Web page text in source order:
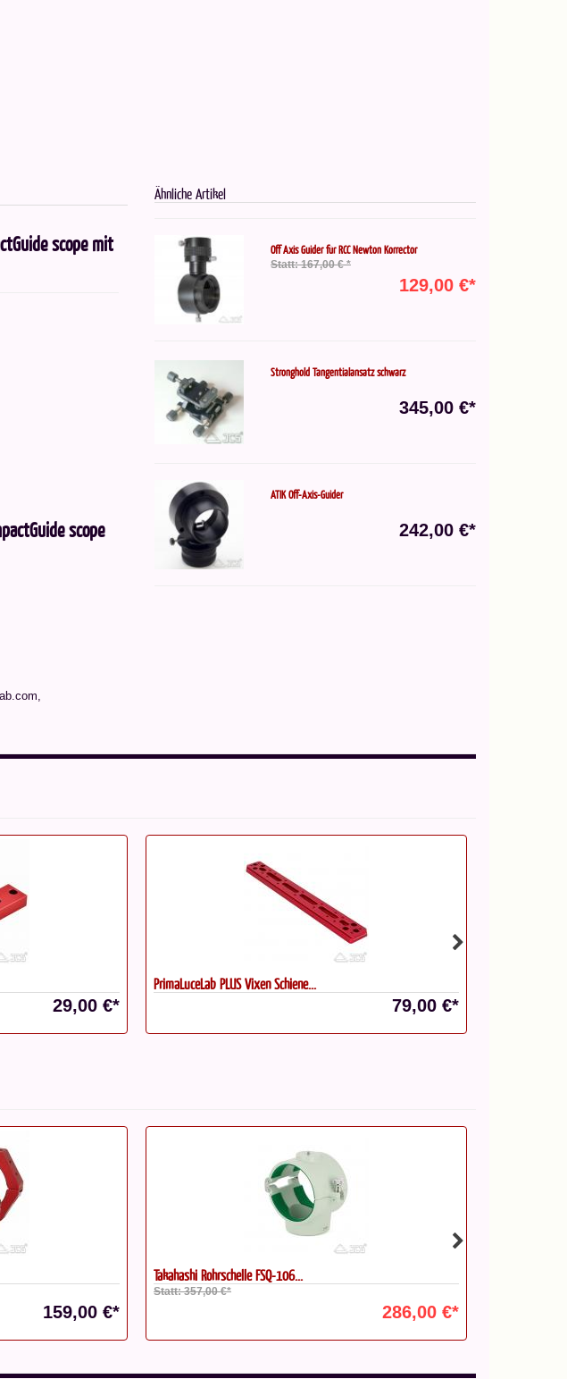
scope mit
scope
Ähnliche Artikel
Off Axis Guider für RCC Newton Korrector
Statt: 167,00 € *
129,00 €*
Stronghold Tangentialansatz schwarz
345,00 €*
ATIK Off-Axis-Guider
242,00 €*
29,00 €*
PrimaLuceLab PLUS Vixen Schiene...
79,00 €*
159,00 €*
Takahashi Rohrschelle FSQ-106...
Statt: 357,00 €*
286,00 €*